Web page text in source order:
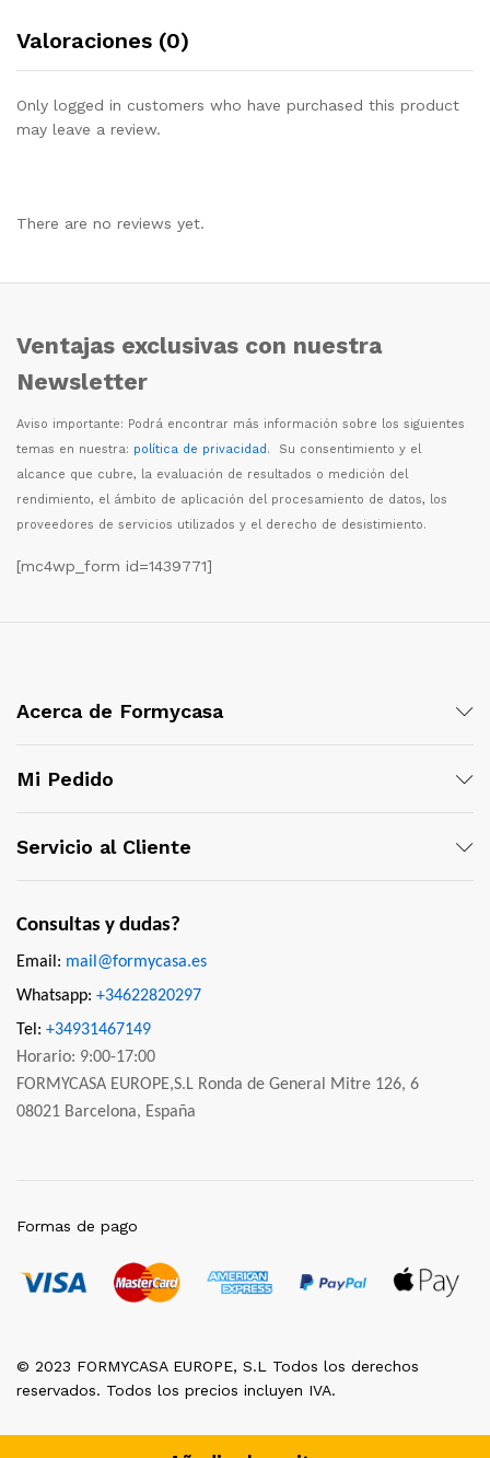
Valoraciones (0)
Only logged in customers who have purchased this product
may leave a review.
There are no reviews yet.
Ventajas exclusivas con nuestra
Newsletter
Aviso importante: Podrá encontrar más información sobre los siguientes
temas en nuestra: política de privacidad. Su consentimiento y el
alcance que cubre, la evaluación de resultados o medición del
rendimiento, el ámbito de aplicación del procesamiento de datos, los
proveedores de servicios utilizados y el derecho de desistimiento.
[mc4wp_form id=1439771]
Acerca de Formycasa
Mi Pedido
Servicio al Cliente
Consultas y dudas?
Email: mail@formycasa.es
Whatsapp: +34622820297
Tel: +34931467149
Horario: 9:00-17:00
FORMYCASA EUROPE,S.L Ronda de General Mitre 126, 6
08021 Barcelona, España
© 2023 FORMYCASA EUROPE, S.L Todos los derechos
reservados. Todos los precios incluyen IVA.
Formas de pago